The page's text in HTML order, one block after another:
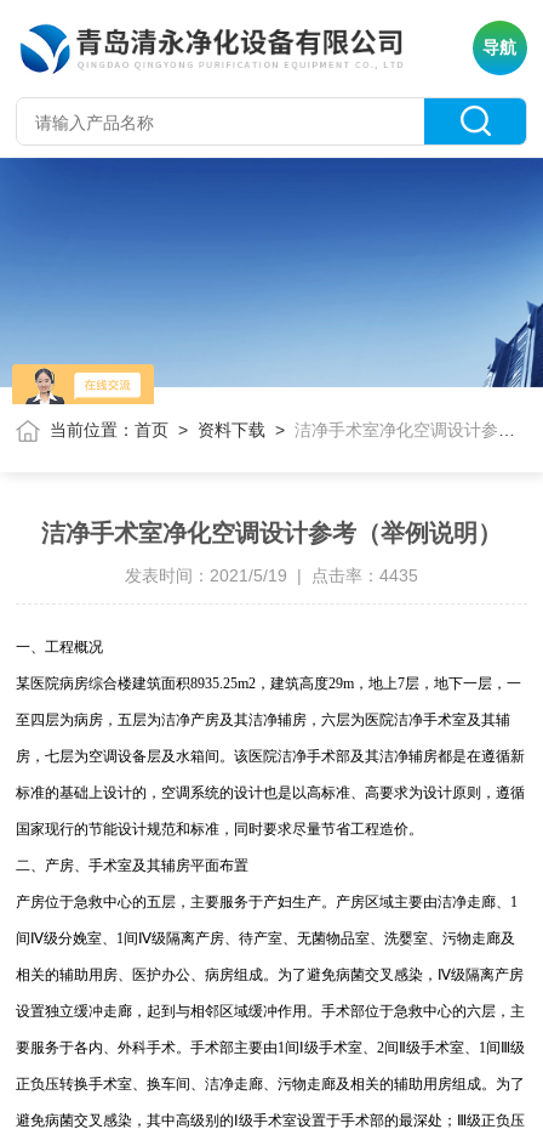
导航
当前位置：首页 > 资料下载 >洁净手术室净化空调设计参考（举例说明）
洁净手术室净化空调设计参考（举例说明）
发表时间：2021/5/19 | 点击率：4435
一、工程概况
某医院病房综合楼建筑面积8935.25m2，建筑高度29m，地上7层，地下一层，一
至四层为病房，五层为洁净产房及其洁净辅房，六层为医院洁净手术室及其辅
房，七层为空调设备层及水箱间。该医院洁净手术部及其洁净辅房都是在遵循新
标准的基础上设计的，空调系统的设计也是以高标准、高要求为设计原则，遵循
国家现行的节能设计规范和标准，同时要求尽量节省工程造价。
二、产房、手术室及其辅房平面布置
产房位于急救中心的五层，主要服务于产妇生产。产房区域主要由洁净走廊、1
间Ⅳ级分娩室、1间Ⅳ级隔离产房、待产室、无菌物品室、洗婴室、污物走廊及
相关的辅助用房、医护办公、病房组成。为了避免病菌交叉感染，Ⅳ级隔离产房
设置独立缓冲走廊，起到与相邻区域缓冲作用。手术部位于急救中心的六层，主
要服务于各内、外科手术。手术部主要由1间Ⅰ级手术室、2间Ⅱ级手术室、1间Ⅲ级
正负压转换手术室、换车间、洁净走廊、污物走廊及相关的辅助用房组成。为了
避免病菌交叉感染，其中高级别的Ⅰ级手术室设置于手术部的最深处；Ⅲ级正负压